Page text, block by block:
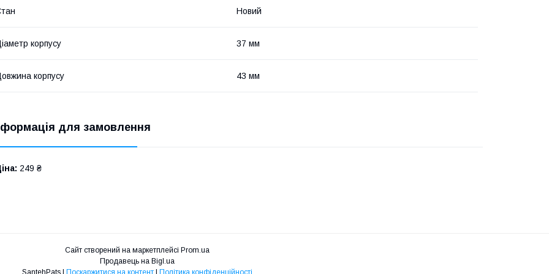
Новий
корпусу 37 мм
корпусу 43 мм
для замовлення
249 ₴
Сайт створений на маркетплейсі Prom.ua
Продавець на Bigl.ua
Поскаржитися на контент Політика конфіденційності